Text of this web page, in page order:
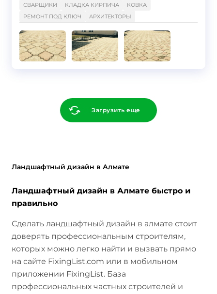
СВАРЩИКИ
КЛАДКА КИРПИЧА
КОВКА
РЕМОНТ ПОД КЛЮЧ
АРХИТЕКТОРЫ
Загрузить еще
Ландшафтный дизайн в Алмате
Ландшафтный дизайн в Алмате быстро и
правильно
Сделать ландшафтный дизайн в алмате стоит
доверять профессиональным строителям,
которых можно легко найти и вызвать прямо
на сайте FixingList.com или в мобильном
приложении FixingList. База
профессиональных частных строителей и